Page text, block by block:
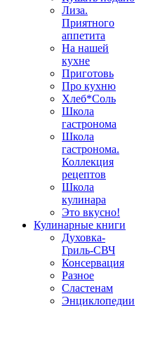
Лиза.
Приятного
аппетита
На нашей
кухне
Приготовь
Про кухню
Хлеб*Соль
Школа
гастронома
Школа
гастронома.
Коллекция
рецептов
Школа
кулинара
Это вкусно!
Кулинарные книги
Духовка-
Гриль-СВЧ
Консервация
Разное
Сластенам
Энциклопедии